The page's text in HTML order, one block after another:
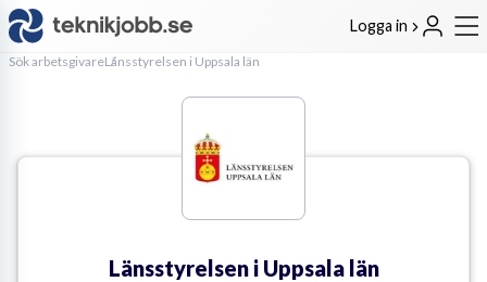
Logga in
Sök arbetsgivareLänsstyrelsen i Uppsala län
Länsstyrelsen i Uppsala län